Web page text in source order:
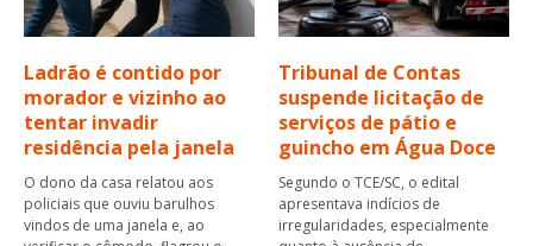
Ladrão é contido por
morador e vizinho ao
tentar invadir
residência pela janela
O dono da casa relatou aos
policiais que ouviu barulhos
vindos de uma janela e, ao
Tribunal de Contas
suspende licitação de
serviços de pátio e
guincho em Água Doce
Segundo o TCE/SC, o edital
apresentava indícios de
irregularidades, especialmente